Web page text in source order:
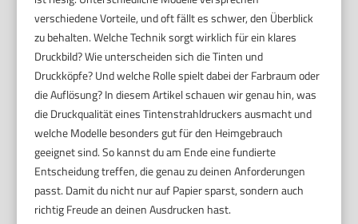
verschiedene Vorteile, und oft fällt es schwer, den Überblick
zu behalten. Welche Technik sorgt wirklich für ein klares
Druckbild? Wie unterscheiden sich die Tinten und
Druckköpfe? Und welche Rolle spielt dabei der Farbraum oder
die Auflösung? In diesem Artikel schauen wir genau hin, was
die Druckqualität eines Tintenstrahldruckers ausmacht und
welche Modelle besonders gut für den Heimgebrauch
geeignet sind. So kannst du am Ende eine fundierte
Entscheidung treffen, die genau zu deinen Anforderungen
passt. Damit du nicht nur auf Papier sparst, sondern auch
richtig Freude an deinen Ausdrucken hast.